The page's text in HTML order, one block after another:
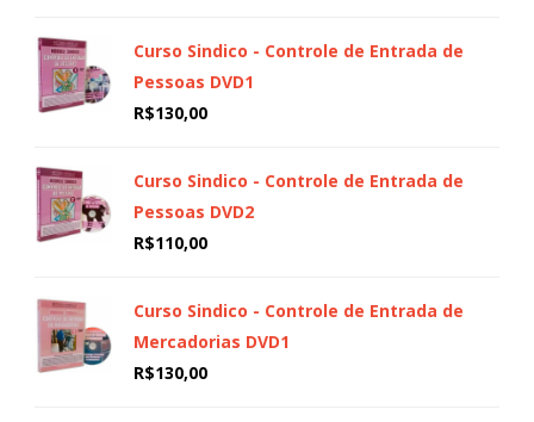
Curso Sindico - Controle de Entrada de
Pessoas DVD1
R$130,00
Curso Sindico - Controle de Entrada de
Pessoas DVD2
R$110,00
Curso Sindico - Controle de Entrada de
Mercadorias DVD1
R$130,00